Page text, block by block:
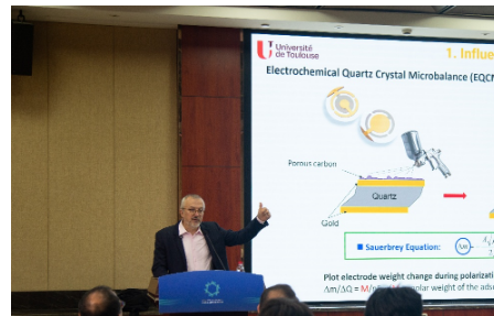
学院梓荣报告厅E122为师生带来题为“The Omics Revolution:
学革命时代的寄生虫学：影响与启示）”的学术报告。报告会由动物科
数据库搭建对生命科学领域的革命性推动作用。报告重点分享其团队
启联合研究的完整历程。 随后，Gasser 教授结合我国畜禽寄生虫防控实际，对比中澳寄生虫
病防控产业现状，指出发展中国家寄生虫流行病学与基因组资源挖掘